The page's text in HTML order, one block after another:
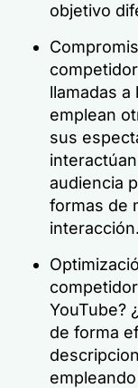
objetivo
llamadas
emplean
sus
audiencia
formas de
interacción.
YouTube?
de forma